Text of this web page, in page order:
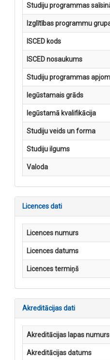
Studiju programmas
Izglītības programmu
ISCED kods
ISCED nosaukums
Studiju programmas
Iegūstamais grāds
Iegūstamā kvalifikācija
Studiju veids un forma
Studiju ilgums
Valoda
Licences dati
Licences numurs
Licences datums
Licences termiņš
Akreditācijas dati
Akreditācijas lapas numurs
Akreditācijas datums